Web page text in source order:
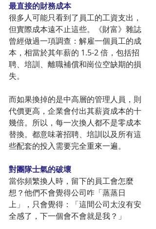
最直接的財務成本
很多人可能只看到了員工的工資支出，
但實際成本遠不止這些。《財富》雜誌
曾經做過一項調查：解雇一個員工的成
本，相當於其年薪的 1.5-2 倍，包括招
聘、培訓、離職補償和崗位空缺期的損
失。
而如果換掉的是中高層的管理人員，則
代價更高，企業會付出其薪資成本的十
幾倍。所以，每一次換人都不是零成本
替換。都意味著招聘、培訓以及所有這
些配套的投入需要完全重來一遍。
對團隊士氣的破壞
當你頻繁換人時，留下的員工會怎麼
想？他們不會覺得公司咋「蒸蒸日
上」，只會覺得：「這間公司太沒有安
全感了，下一個會不會就是我？」